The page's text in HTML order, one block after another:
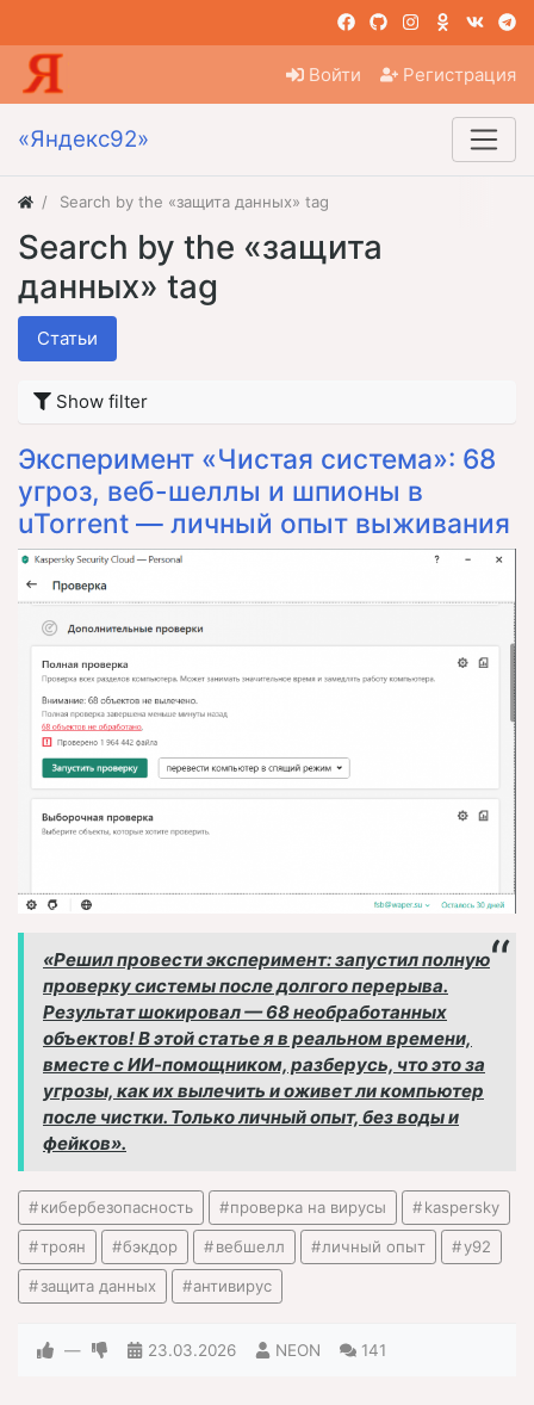
Войти Регистрация
«Яндекс92»
Search by the «защита данных» tag
Search by the «защита
данных» tag
Статьи
Show filter
Эксперимент «Чистая система»: 68
угроз, веб-шеллы и шпионы в
uTorrent — личный опыт выживания
«Решил провести эксперимент: запустил полную
проверку системы после долгого перерыва.
Результат шокировал — 68 необработанных
объектов! В этой статье я в реальном времени,
вместе с ИИ-помощником, разберусь, что это за
угрозы, как их вылечить и оживет ли компьютер
после чистки. Только личный опыт, без воды и
фейков».
кибербезопасность проверка на вирусы kaspersky
троян бэкдор вебшелл личный опыт y92
защита данных антивирус
— 23.03.2026 NEON 141